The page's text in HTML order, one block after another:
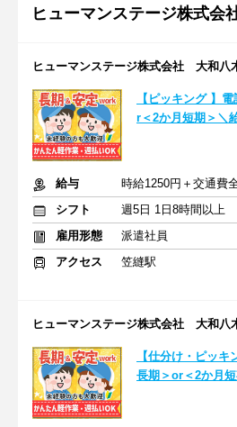
ヒューマンステージ株式
ヒューマンステージ株式会社 大和八
【ピッキング 】
r＜2か月短期＞＼
給与
時給1250円＋交通費
シフト
週5日 1日8時間以上
雇用形態
派遣社員
アクセス
笠縫駅
ヒューマンステージ株式会社 大和八
【仕分け・ピッ
長期＞or＜2か月